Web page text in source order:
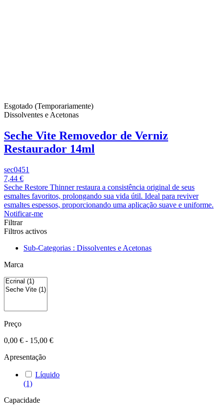
Esgotado (Temporariamente)
Dissolventes e Acetonas
Seche Vite Removedor de Verniz
Restaurador 14ml
sec0451
7,44 €
Seche Restore Thinner restaura a consistência original de seus
esmaltes favoritos, prolongando sua vida útil. Ideal para reviver
esmaltes espessos, proporcionando uma aplicação suave e uniforme.
Notificar-me
Filtrar
Filtros activos
Sub-Categorias : Dissolventes e Acetonas
Marca
Preço
0,00 € - 15,00 €
Apresentação
Líquido
(1)
Capacidade